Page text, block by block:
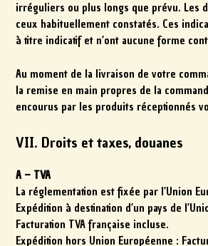
irréguliers ou plus longs que prévu. Les
ceux habituellement constatés. Ces
à titre indicatif et n’ont aucune forme
Au moment de la livraison de votre
la remise en main propres de la
encourus par les produits réceptionnés
VII. Droits et taxes, douanes
A – TVA
La réglementation est fixée par l’Union
Expédition à destination d’un pays de
Facturation TVA française incluse.
Expédition hors Union Européenne :